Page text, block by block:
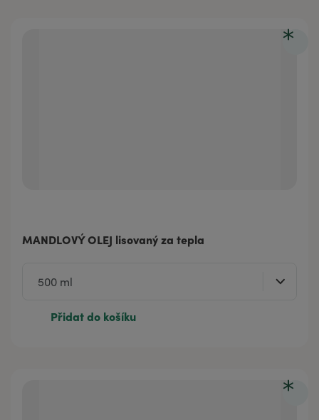
MANDLOVÝ OLEJ lisovaný za tepla
Přidat do košíku